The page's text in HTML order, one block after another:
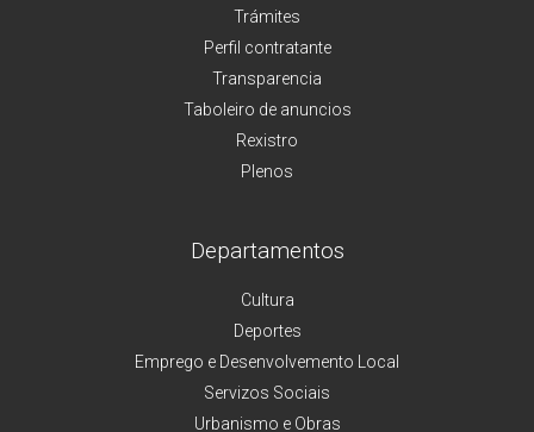
Trámites
Perfil contratante
Transparencia
Taboleiro de anuncios
Rexistro
Plenos
Departamentos
Cultura
Deportes
Emprego e Desenvolvemento Local
Servizos Sociais
Urbanismo e Obras